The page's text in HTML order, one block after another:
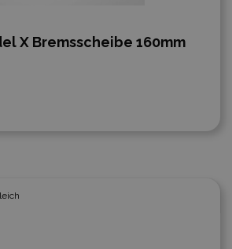
X Bremsscheibe 160mm